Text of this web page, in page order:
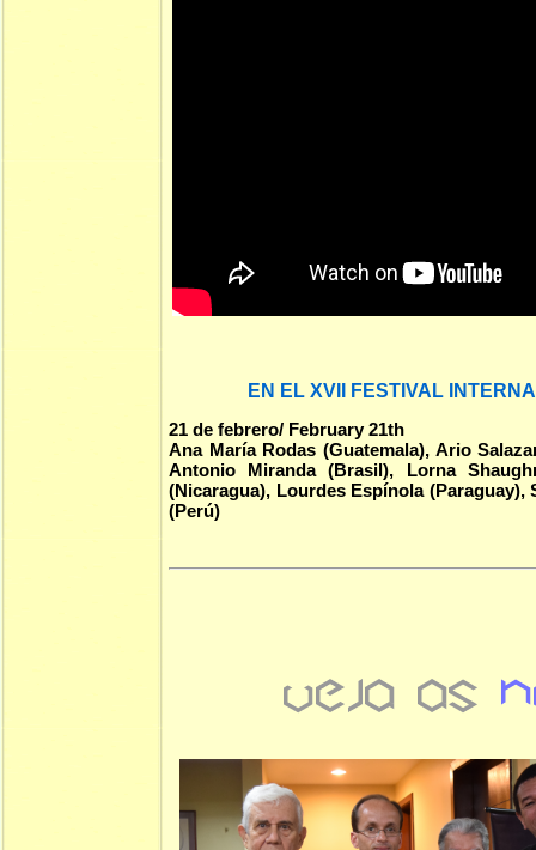
EN EL XVII FESTIVAL
21 de febrero/ February 21th
Ana María Rodas (Guatemala), Ario
Antonio Miranda (Brasil), Lorna
(Nicaragua), Lourdes Espínola
(Perú)